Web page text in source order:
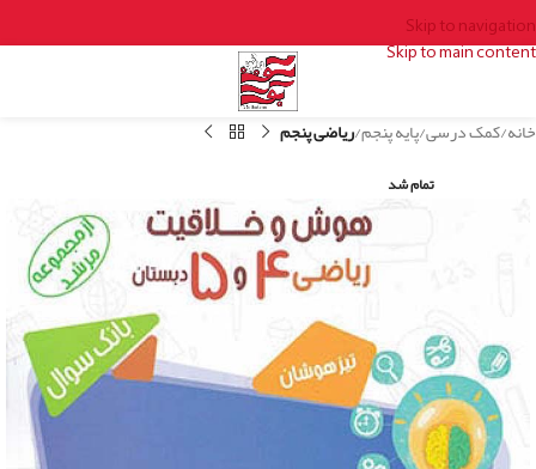
Skip to navigation
Skip to main content
خانه کمک درسی پایه پنجم ریاضی پنجم
تمام شد